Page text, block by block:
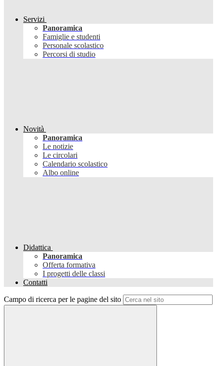
Servizi
Panoramica
Famiglie e studenti
Personale scolastico
Percorsi di studio
Novità
Panoramica
Le notizie
Le circolari
Calendario scolastico
Albo online
Didattica
Panoramica
Offerta formativa
I progetti delle classi
Contatti
Campo di ricerca per le pagine del sito